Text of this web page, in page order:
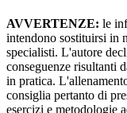
AVVERTENZE: le
intendono sostituirsi in
specialisti. L'autore
conseguenze risultanti
in pratica.
consiglia pertanto di
esercizi e metodologie